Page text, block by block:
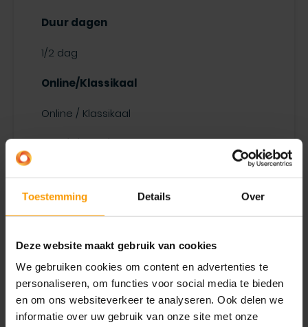
Toestemming Details Over
Deze website maakt gebruik van cookies
We gebruiken cookies om content en advertenties te
personaliseren, om functies voor social media te bieden
en om ons websiteverkeer te analyseren. Ook delen we
informatie over uw gebruik van onze site met onze
Duur dagen
1/2 dag
Online/Klassikaal
Online / Klassikaal
Opleidingsniveau
Prijs
Inschrijven